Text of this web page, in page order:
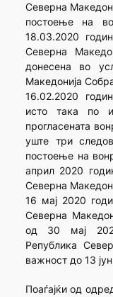
Северна
постоење на
18.03.2020
Северна
донесена во
Македонија
16.02.2020
исто така по
прогласената
уште три
постоење на
април 2020
Северна
16 мај 2020
Северна
од 30 мај
Република
важност до 13
Поаѓајќи од